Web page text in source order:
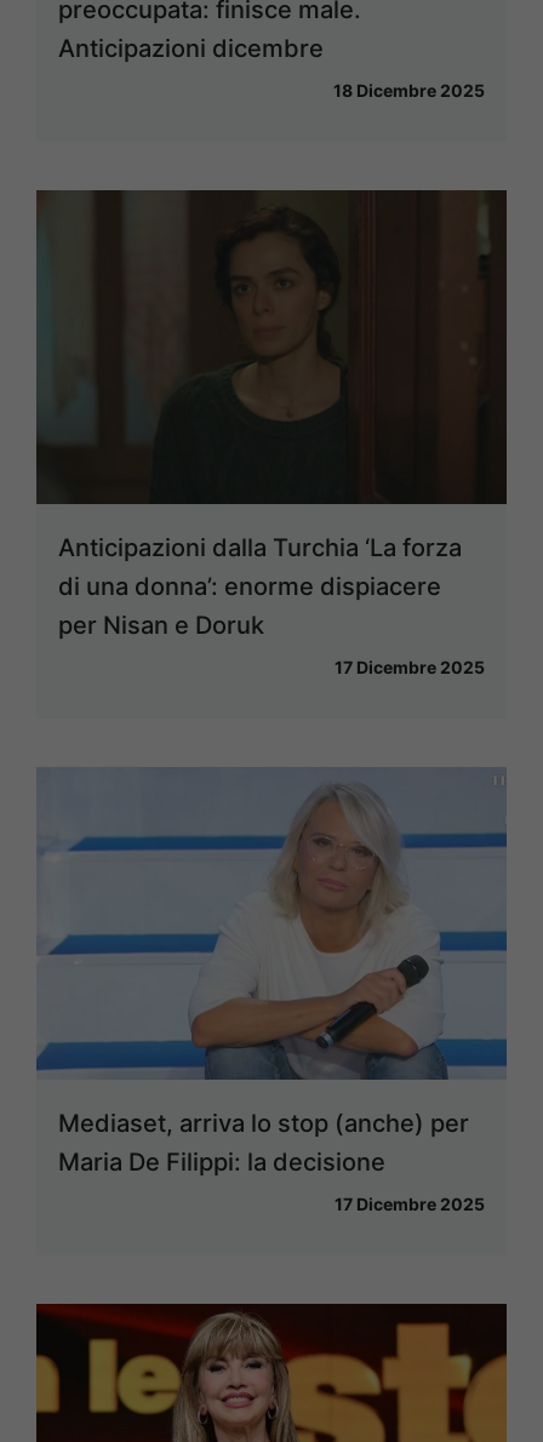
preoccupata: finisce male.
Anticipazioni dicembre
18 Dicembre 2025
Anticipazioni dalla Turchia ‘La forza
di una donna’: enorme dispiacere
per Nisan e Doruk
17 Dicembre 2025
Mediaset, arriva lo stop (anche) per
Maria De Filippi: la decisione
17 Dicembre 2025